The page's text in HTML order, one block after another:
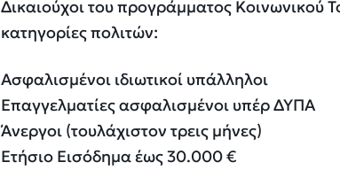
Δικαιούχοι του προγράμματος Κοινωνικού
κατηγορίες πολιτών:
Ασφαλισμένοι ιδιωτικοί υπάλληλοι
Επαγγελματίες ασφαλισμένοι υπέρ ΔΥΠΑ
Άνεργοι (τουλάχιστον τρεις μήνες)
Ετήσιο Εισόδημα έως 30.000 €